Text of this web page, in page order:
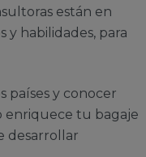
están en
habilidades, para
países y conocer
enriquece tu bagaje
desarrollar